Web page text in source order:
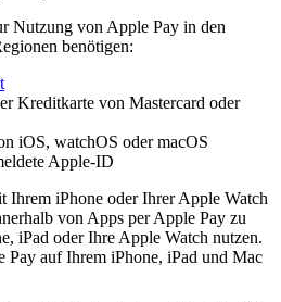
Nutzung von Apple Pay in den
benötigen:
Kreditkarte von Mastercard oder
iOS, watchOS oder macOS
Apple-ID
Ihrem iPhone oder Ihrer Apple Watch
von Apps per Apple Pay zu
iPad oder Ihre Apple Watch nutzen.
Pay auf Ihrem iPhone, iPad und Mac